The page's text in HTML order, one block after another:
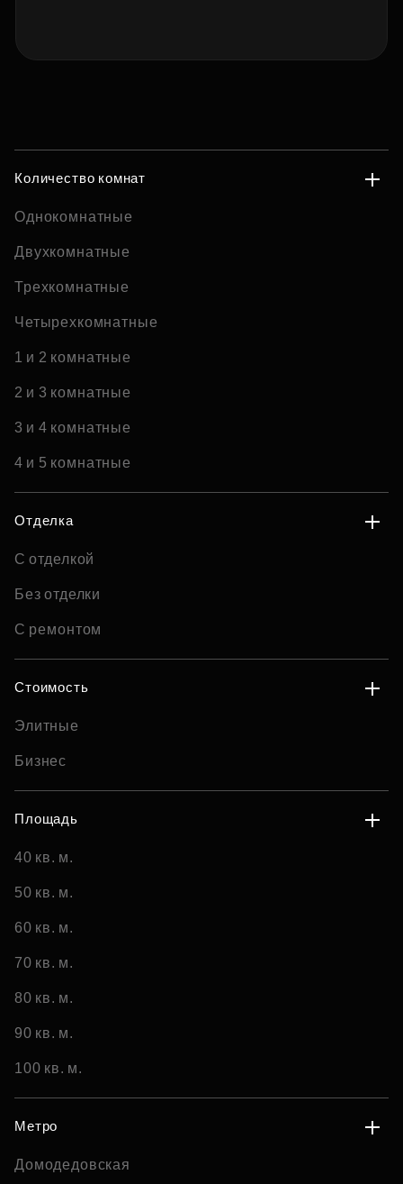
Количество комнат
Однокомнатные
Двухкомнатные
Трехкомнатные
Четырехкомнатные
1 и 2 комнатные
2 и 3 комнатные
3 и 4 комнатные
4 и 5 комнатные
Отделка
С отделкой
Без отделки
С ремонтом
Стоимость
Элитные
Бизнес
Площадь
40 кв. м.
50 кв. м.
60 кв. м.
70 кв. м.
80 кв. м.
90 кв. м.
100 кв. м.
Метро
Домодедовская